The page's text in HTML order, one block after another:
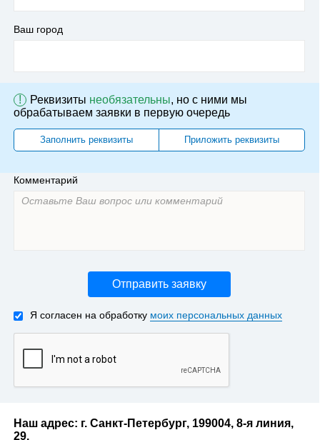
Ваш город
! Реквизиты необязательны, но с ними мы
обрабатываем заявки в первую очередь
Заполнить реквизиты Приложить реквизиты
Комментарий
Отправить заявку
Я согласен на обработку моих персональных данных
Наш адрес: г. Санкт-Петербург, 199004, 8-я линия,
29.